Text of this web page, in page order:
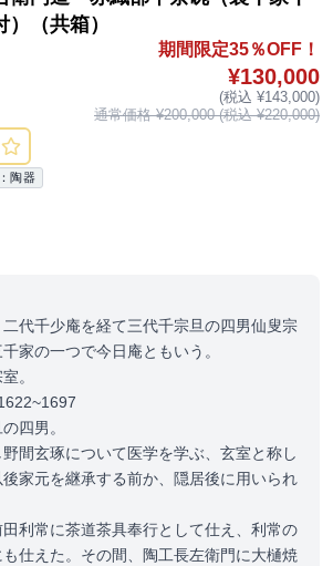
（共箱）
期間限定35％OFF！
¥130,000
(税込 ¥143,000)
通常価格 ¥200,000 (税込 ¥220,000)
陶器
代千少庵を経て三代千宗旦の四男仙叟宗
家の一つで今日庵ともいう。
。
四男。
間玄琢について医学を学ぶ、玄室と称し
家元を継承する前か、隠居後に用いられ
利常に茶道茶具奉行として仕え、利常の
仕えた。その間、陶工長左衛門に大樋焼